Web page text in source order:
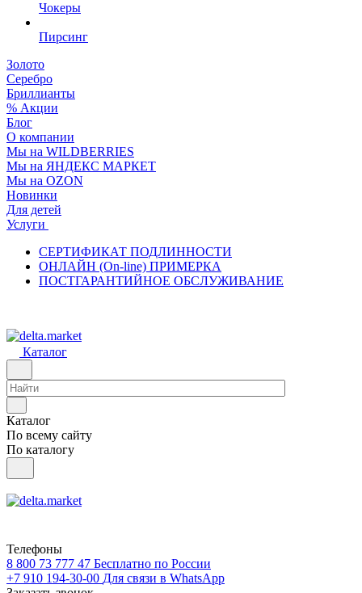
Чокеры
Пирсинг
Золото
Серебро
Бриллианты
% Акции
Блог
О компании
Мы на WILDBERRIES
Мы на ЯНДЕКС МАРКЕТ
Мы на OZON
Новинки
Для детей
Услуги
СЕРТИФИКАТ ПОДЛИННОСТИ
ОНЛАЙН (On-line) ПРИМЕРКА
ПОСТГАРАНТИЙНОЕ ОБСЛУЖИВАНИЕ
Каталог
Каталог
По всему сайту
По каталогу
Телефоны
8 800 73 777 47 Бесплатно по России
+7 910 194-30-00 Для связи в WhatsApp